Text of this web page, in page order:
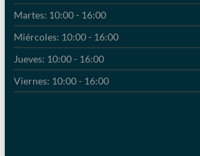
Martes: 10:00 - 16:00
Miércoles: 10:00 - 16:00
Jueves: 10:00 - 16:00
Viernes: 10:00 - 16:00